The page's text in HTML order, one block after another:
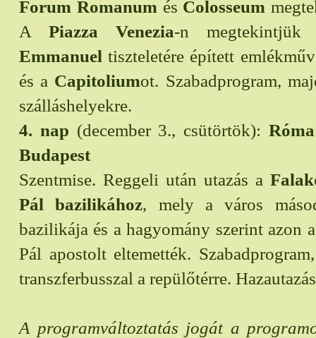
Forum Romanum és Colosseum
A Piazza Venezia-n
Emmanuel tiszteletére épített
és a Capitoliumot. Szabadprogram,
szálláshelyekre.
4. nap (december 3., csütörtök):
Budapest
Szentmise. Reggeli után utazás a
Pál bazilikához, mely a város
bazilikája és a hagyomány szerint azon
Pál apostolt eltemették.
transzferbusszal a repülőtérre.
A programváltoztatás jogát a